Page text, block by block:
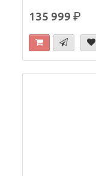
135 999р.